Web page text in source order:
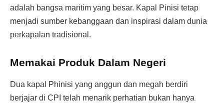
adalah bangsa maritim yang besar. Kapal Pinisi tetap
menjadi sumber kebanggaan dan inspirasi dalam dunia
perkapalan tradisional.
Memakai Produk Dalam Negeri
Dua kapal Phinisi yang anggun dan megah berdiri
berjajar di CPI telah menarik perhatian bukan hanya